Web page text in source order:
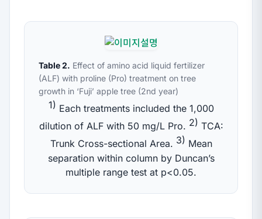
Table 2. Effect of amino acid liquid fertilizer
(ALF) with proline (Pro) treatment on tree
growth in ‘Fuji’ apple tree (2nd year)
1) Each treatments included the 1,000
dilution of ALF with 50 mg/L Pro. 2) TCA:
Trunk Cross-sectional Area. 3) Mean
separation within column by Duncan’s
multiple range test at p<0.05.